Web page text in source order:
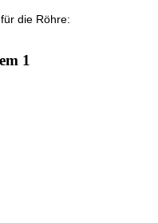
die Röhre:
1